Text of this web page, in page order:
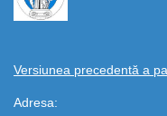
Versiunea precedentă a
Adresa: